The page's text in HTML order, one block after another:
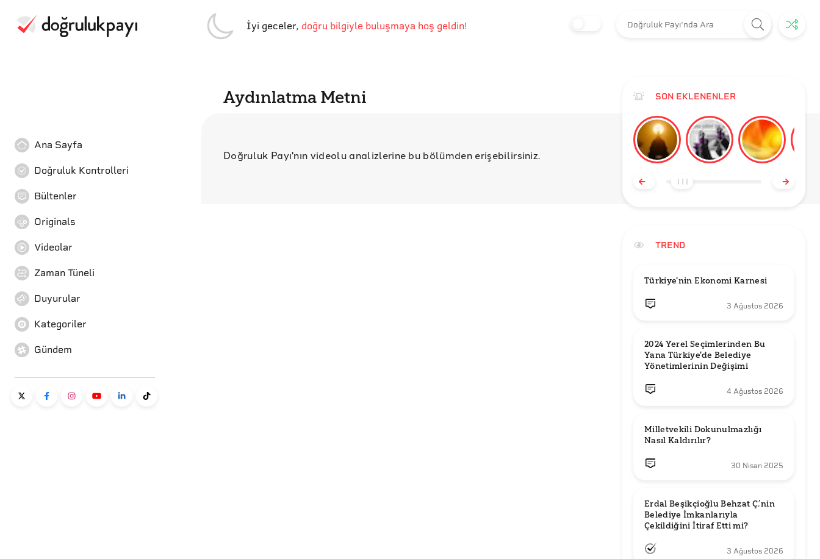
İyi geceler, doğru bilgiyle buluşmaya hoş geldin!
Ana Sayfa
Doğruluk Kontrolleri
Bültenler
Originals
Videolar
Zaman Tüneli
Duyurular
Kategoriler
Gündem
Aydınlatma Metni
Doğruluk Payı'nın videolu analizlerine bu bölümden erişebilirsiniz.
SON EKLENENLER
TREND
Türkiye'nin Ekonomi Karnesi
3 Ağustos 2026
2024 Yerel Seçimlerinden Bu
Yana Türkiye'de Belediye
Yönetimlerinin Değişimi
4 Ağustos 2026
Milletvekili Dokunulmazlığı
Nasıl Kaldırılır?
30 Nisan 2025
Erdal Beşikçioğlu Behzat Ç.’nin
Belediye İmkanlarıyla
3 Ağustos 2026